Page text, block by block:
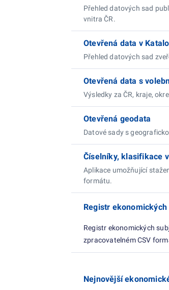
Přehled datových sad
vnitra ČR.
Otevřená data v
Přehled datových sad
Otevřená data s
Výsledky za ČR, kraje,
Otevřená geodata
Datové sady s
Číselníky, klasifikace
Aplikace umožňující
formátu.
Registr
Registr ekonomických
zpracovatelném CSV
Nejnovější